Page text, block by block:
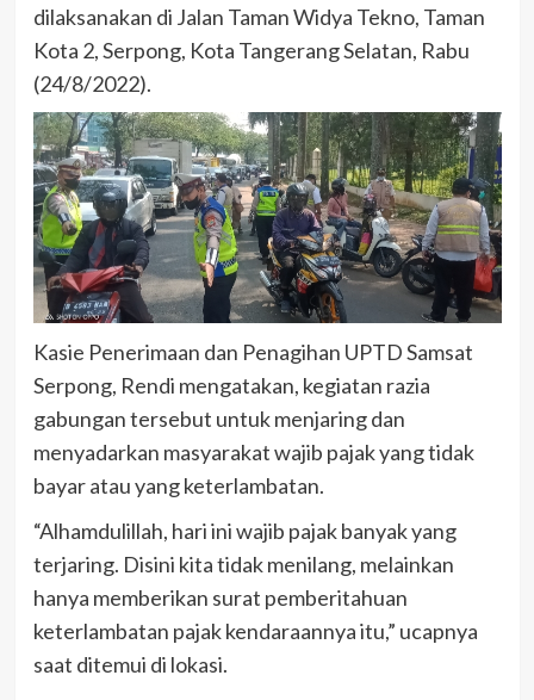
dilaksanakan di Jalan Taman Widya Tekno, Taman
Kota 2, Serpong, Kota Tangerang Selatan, Rabu
(24/8/2022).
Kasie Penerimaan dan Penagihan UPTD Samsat
Serpong, Rendi mengatakan, kegiatan razia
gabungan tersebut untuk menjaring dan
menyadarkan masyarakat wajib pajak yang tidak
bayar atau yang keterlambatan.
“Alhamdulillah, hari ini wajib pajak banyak yang
terjaring. Disini kita tidak menilang, melainkan
hanya memberikan surat pemberitahuan
keterlambatan pajak kendaraannya itu,” ucapnya
saat ditemui di lokasi.